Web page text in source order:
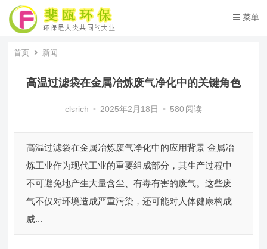
菜单
首页 新闻
高温过滤袋在金属冶炼废气净化中的关键角色
clsrich • 2025年2月18日 • 580 阅读
高温过滤袋在金属冶炼废气净化中的应用背景 金属冶
炼工业作为现代工业的重要组成部分，其生产过程中
不可避免地产生大量含尘、有毒有害的废气。这些废
气不仅对环境造成严重污染，还可能对人体健康构成
威...